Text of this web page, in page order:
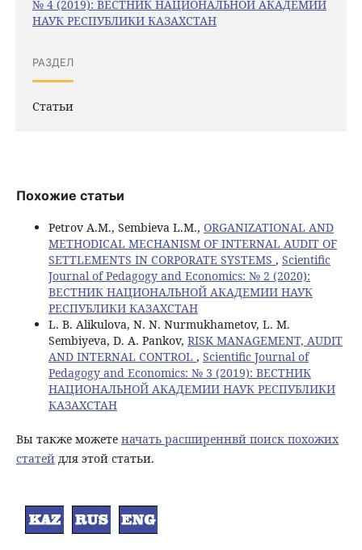
№ 4 (2019): ВЕСТНИК НАЦИОНАЛЬНОЙ АКАДЕМИИ
НАУК РЕСПУБЛИКИ КАЗАХСТАН
РАЗДЕЛ
Статьи
Похожие статьи
Petrov A.M., Sembieva L.M., ORGANIZATIONAL AND
METHODICAL MECHANISM OF INTERNAL AUDIT OF
SETTLEMENTS IN CORPORATE SYSTEMS , Scientific
Journal of Pedagogy and Economics: № 2 (2020):
ВЕСТНИК НАЦИОНАЛЬНОЙ АКАДЕМИИ НАУК
РЕСПУБЛИКИ КАЗАХСТАН
L. B. Alikulova, N. N. Nurmukhametov, L. M.
Sembiyeva, D. A. Pankov, RISK MANAGEMENT, AUDIT
AND INTERNAL CONTROL , Scientific Journal of
Pedagogy and Economics: № 3 (2019): ВЕСТНИК
НАЦИОНАЛЬНОЙ АКАДЕМИИ НАУК РЕСПУБЛИКИ
КАЗАХСТАН
Вы также можете начать расширеннвй поиск похожих
статейдля этой статьи.